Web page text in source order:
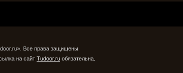
Все права защищены.
на сайт Tudoor.ru обязательна.